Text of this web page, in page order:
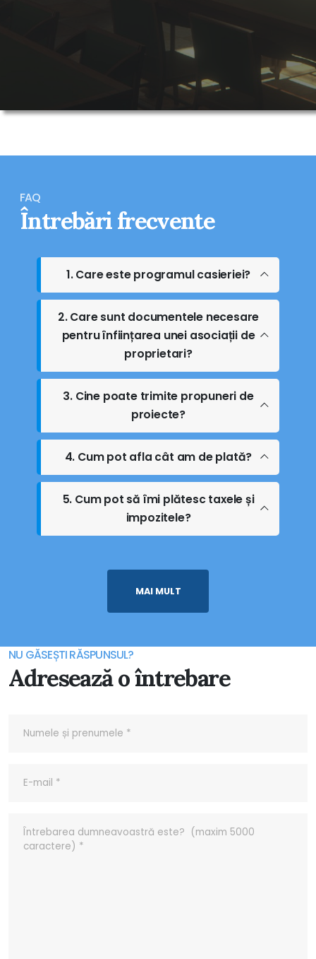
FAQ
Întrebări frecvente
1. Care este programul casieriei?
2. Care sunt documentele necesare
pentru înființarea unei asociații de
proprietari?
3. Cine poate trimite propuneri de
proiecte?
4. Cum pot afla cât am de plată?
5. Cum pot să îmi plătesc taxele și
impozitele?
MAI MULT
NU GĂSEȘTI RĂSPUNSUL?
Adresează o întrebare